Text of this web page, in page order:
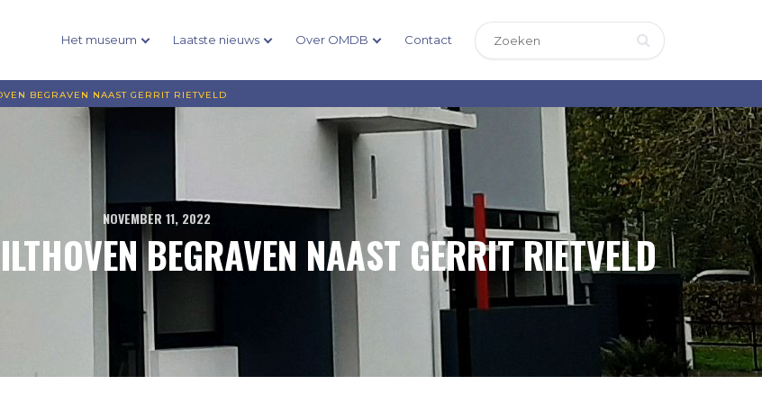
Het museum Laatste nieuws Over OMDB Contact
BEGRAVEN NAAST GERRIT RIETVELD
NOVEMBER 11, 2022
BEGRAVEN NAAST GERRIT RIETVELD